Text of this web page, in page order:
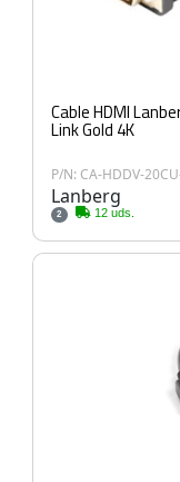
Cable HDMI
Link Gold 4K
P/N: CA-HDDV-
Lanberg
2 12 uds.